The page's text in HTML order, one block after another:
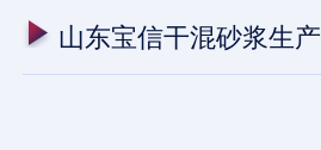
山东宝信干混砂浆生产线进入试生